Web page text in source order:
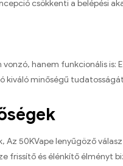
csökkenti a belépési
hanem funkcionális
kiváló minőségű
50KVape lenyűgöző
frissítő és élénkítő élményt